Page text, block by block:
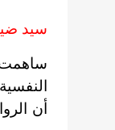
سيد
أن